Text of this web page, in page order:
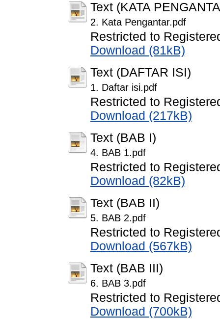
Text (KATA
2. Kata Pengantar.pdf
Restricted to
Download (81kB)
Text (DAFTAR ISI)
1. Daftar isi.pdf
Restricted to
Download (217kB)
Text (BAB I)
4. BAB 1.pdf
Restricted to
Download (82kB)
Text (BAB II)
5. BAB 2.pdf
Restricted to
Download (567kB)
Text (BAB III)
6. BAB 3.pdf
Restricted to
Download (700kB)